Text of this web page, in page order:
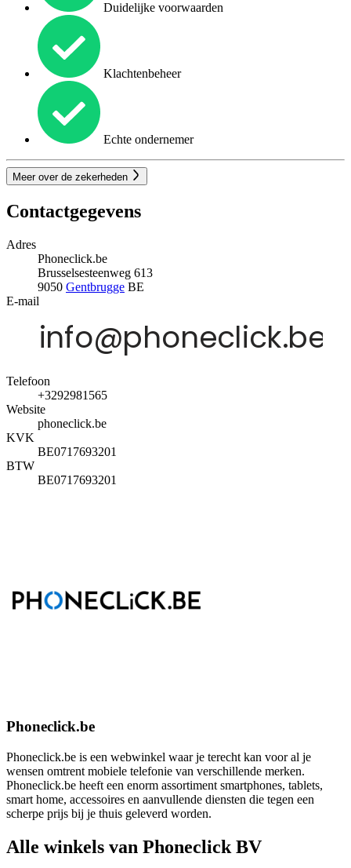
Duidelijke voorwaarden
Klachtenbeheer
Echte ondernemer
Meer over de zekerheden
Contactgegevens
Adres
Phoneclick.be
Brusselsesteenweg 613
9050 Gentbrugge BE
E-mail
Telefoon
+3292981565
Website
phoneclick.be
KVK
BE0717693201
BTW
BE0717693201
Phoneclick.be
Phoneclick.be is een webwinkel waar je terecht kan voor al je
wensen omtrent mobiele telefonie van verschillende merken.
Phoneclick.be heeft een enorm assortiment smartphones, tablets,
smart home, accessoires en aanvullende diensten die tegen een
scherpe prijs bij je thuis geleverd worden.
Alle winkels van Phoneclick BV